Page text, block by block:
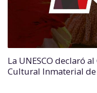
La UNESCO declaró
Cultural Inmaterial